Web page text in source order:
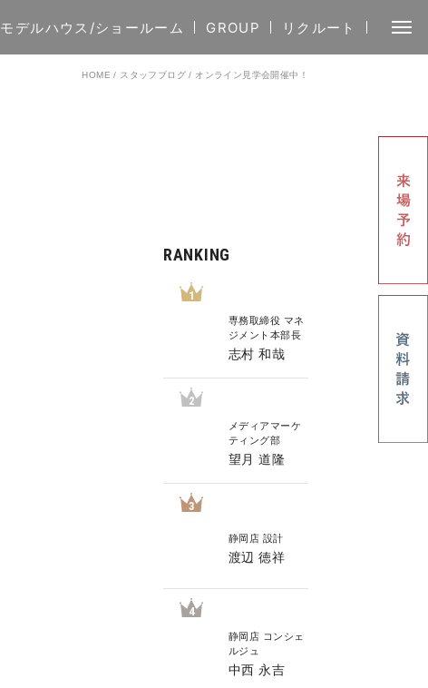
モデルハウス/ショールーム GROUP リクルート
HOME / スタッフブログ/ オンライン見学会開催中！
RANKING
1
専務取締役 マネ
ジメント本部長
志村 和哉
2
メディアマーケ
ティング部
望月 道隆
3
静岡店 設計
渡辺 徳祥
4
静岡店 コンシェ
ルジュ
中西 永吉